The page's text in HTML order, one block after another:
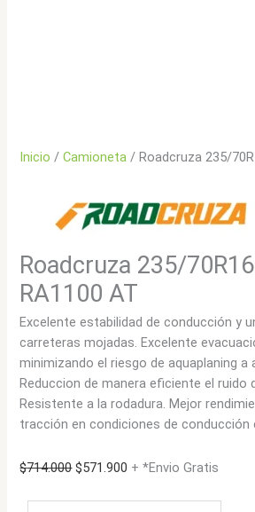
Inicio /Camioneta / Roadcruza 235/
Roadcruza 235/
RA1100 AT
Excelente estabilidad de conducción y
carreteras mojadas. Excelente
minimizando el riesgo de aquaplaning a
Reduccion de manera eficiente el ruido
Resistente a la rodadura. Mejor
tracción en condiciones de conducción
$714.000El
$571.900 El
+ *Envio Gratis